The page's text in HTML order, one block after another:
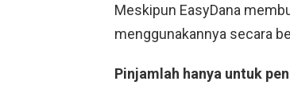
Meskipun EasyDana
menggunakannya secara
Pinjamlah hanya untuk